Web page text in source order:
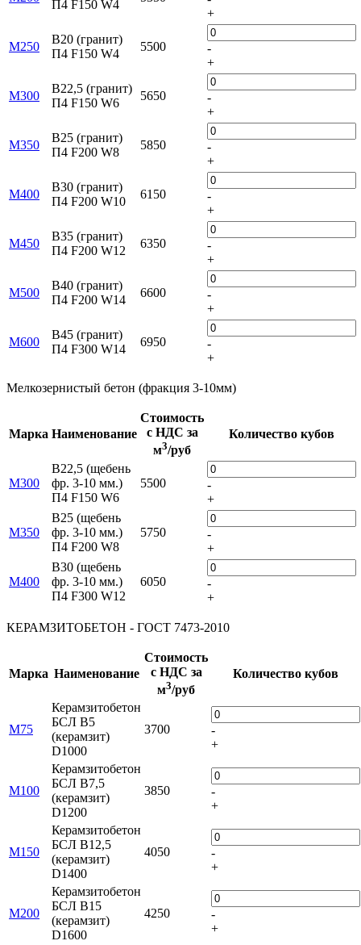
П4 F150 W4
+
М250
B20 (гранит)
П4 F150 W4
5500
-
+
М300
B22,5 (гранит)
П4 F150 W6
5650
-
+
М350
B25 (гранит)
П4 F200 W8
5850
-
+
М400
B30 (гранит)
П4 F200 W10
6150
-
+
М450
B35 (гранит)
П4 F200 W12
6350
-
+
М500
B40 (гранит)
П4 F200 W14
6600
-
+
М600
B45 (гранит)
П4 F300 W14
6950
-
+
Мелкозернистый бетон (фракция 3-10мм)
Марка Наименование
Стоимость
с НДС за
м3/руб
Количество кубов
М300
B22,5 (щебень
фр. 3-10 мм.)
П4 F150 W6
5500
-
+
М350
B25 (щебень
фр. 3-10 мм.)
П4 F200 W8
5750
-
+
М400
B30 (щебень
фр. 3-10 мм.)
П4 F300 W12
6050
-
+
КЕРАМЗИТОБЕТОН - ГОСТ 7473-2010
Марка Наименование
Стоимость
с НДС за
м3/руб
Количество кубов
М75
Керамзитобетон
БСЛ В5
(керамзит)
D1000
3700
-
+
М100
Керамзитобетон
БСЛ В7,5
(керамзит)
D1200
3850
-
+
М150
Керамзитобетон
БСЛ В12,5
(керамзит)
D1400
4050
-
+
М200
Керамзитобетон
БСЛ В15
(керамзит)
D1600
4250
-
+